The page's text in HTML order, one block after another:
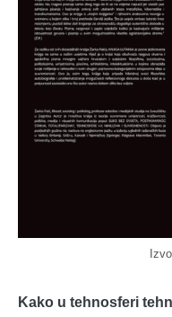
Kako u tehnosferi